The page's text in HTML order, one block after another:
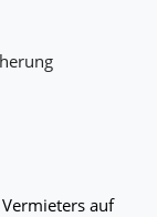
auf